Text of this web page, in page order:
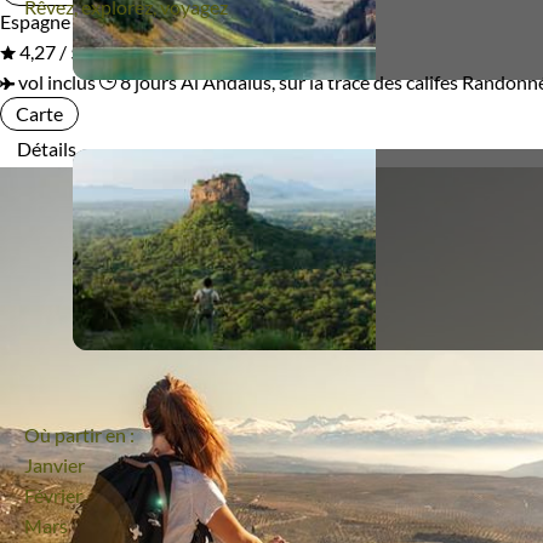
Où partir en :
Janvier
Février
Mars
Rêvez, explorez, voyagez
EspagneEn groupe
4,27 / 5
vol inclus
8 joursAl Andalus, sur la trace des califes
Carte
Détails